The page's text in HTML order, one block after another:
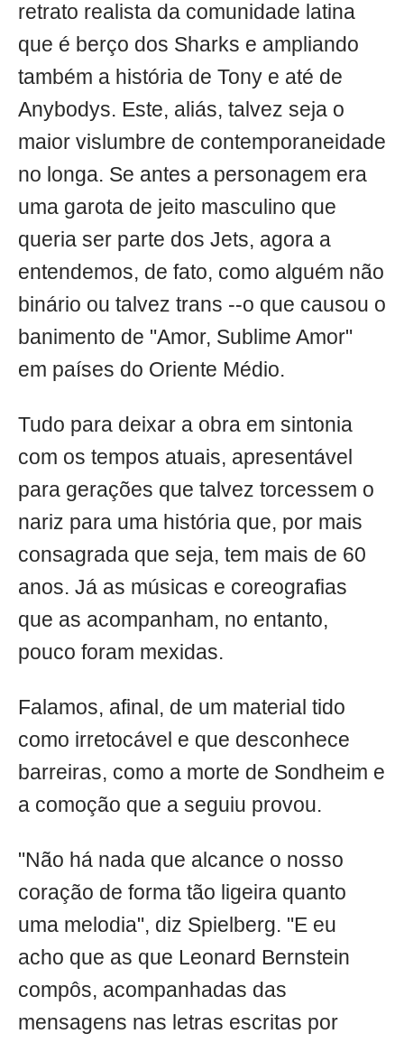
retrato realista da comunidade latina
que é berço dos Sharks e ampliando
também a história de Tony e até de
Anybodys. Este, aliás, talvez seja o
maior vislumbre de contemporaneidade
no longa. Se antes a personagem era
uma garota de jeito masculino que
queria ser parte dos Jets, agora a
entendemos, de fato, como alguém não
binário ou talvez trans --o que causou o
banimento de "Amor, Sublime Amor"
em países do Oriente Médio.
Tudo para deixar a obra em sintonia
com os tempos atuais, apresentável
para gerações que talvez torcessem o
nariz para uma história que, por mais
consagrada que seja, tem mais de 60
anos. Já as músicas e coreografias
que as acompanham, no entanto,
pouco foram mexidas.
Falamos, afinal, de um material tido
como irretocável e que desconhece
barreiras, como a morte de Sondheim e
a comoção que a seguiu provou.
"Não há nada que alcance o nosso
coração de forma tão ligeira quanto
uma melodia", diz Spielberg. "E eu
acho que as que Leonard Bernstein
compôs, acompanhadas das
mensagens nas letras escritas por